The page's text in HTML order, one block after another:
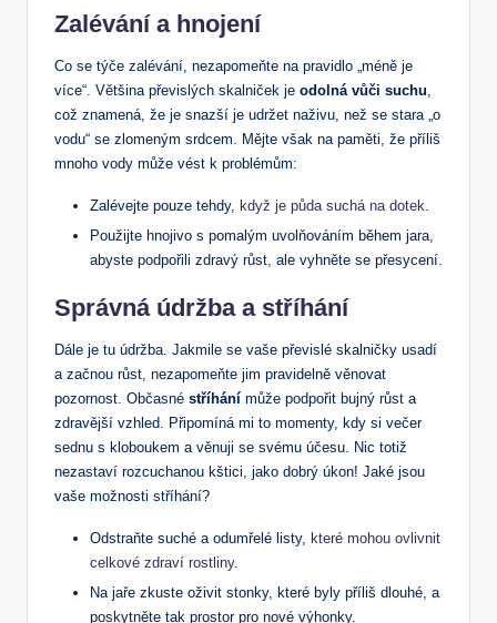
Zalévání a hnojení
Co se týče zalévání, nezapomeňte na pravidlo „méně je
více“. Většina převislých skalniček je odolná vůči suchu
což znamená, že je snazší je udržet naživu, než se stara „o
vodu“ se zlomeným srdcem. Mějte však na paměti, že příliš
mnoho vody může vést k problémům:
Zalévejte pouze tehdy, když je půda suchá na dotek
Použijte hnojivo s pomalým uvolňováním během jara,
abyste podpořili zdravý růst, ale vyhněte se přesycení.
Správná údržba a stříhání
Dále je tu údržba. Jakmile se vaše převislé skalničky usadí
a začnou růst, nezapomeňte jim pravidelně věnovat
pozornost. Občasné stříhání může podpořit bujný růst a
zdravější vzhled. Připomíná mi to momenty, kdy si večer
sednu s kloboukem a věnuji se svému účesu. Nic totiž
nezastaví rozcuchanou kštici, jako dobrý úkon! Jaké jsou
vaše možnosti stříhání?
Odstraňte suché a odumřelé listy, které mohou ovlivnit
celkové zdraví rostliny.
Na jaře zkuste oživit stonky, které byly příliš dlouhé, a
poskytněte tak prostor pro nové výhonky.